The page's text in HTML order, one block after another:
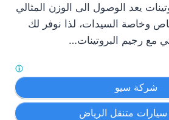
يعد الوصول الى الوزن المثالي
وخاصة السيدات، لذا نوفر لك
مع رجيم البروتينات…
شركة سيو
متنقل الرياض